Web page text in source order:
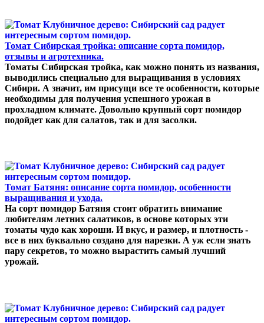
Томат Сибирская тройка: описание сорта помидор,
отзывы и агротехника.
Томаты Сибирская тройка, как можно понять из названия,
выводились специально для выращивания в условиях
Сибири. А значит, им присущи все те особенности, которые
необходимы для получения успешного урожая в
прохладном климате. Довольно крупный сорт помидор
подойдет как для салатов, так и для засолки.
Томат Батяня: описание сорта помидор, особенности
выращивания и ухода.
На сорт помидор Батяня стоит обратить внимание
любителям летних салатиков, в основе которых эти
томаты чудо как хороши. И вкус, и размер, и плотность -
все в них буквально создано для нарезки. А уж если знать
пару секретов, то можно вырастить самый лучший
урожай.